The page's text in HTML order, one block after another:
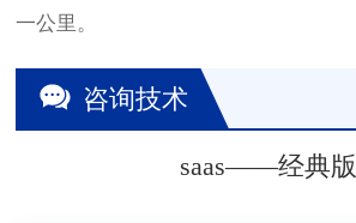
一公里。
咨询技术
saas——经典版